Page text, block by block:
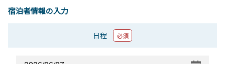
宿泊者情報の入力
日程 必須